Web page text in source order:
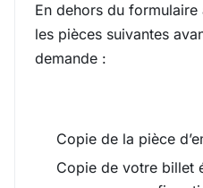
En dehors du
les pièces suivantes
demande :
Copie de la pièce
Copie de votre billet